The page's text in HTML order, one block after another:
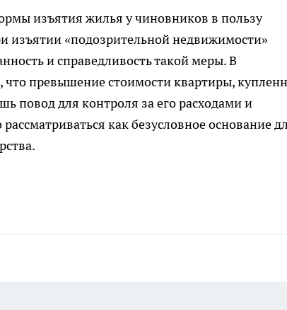
изъятия жилья у чиновников в пользу
изъятии «подозрительной недвижимости»
и справедливость такой меры. В
что превышение стоимости квартиры,
повод для контроля за его расходами и
как безусловное основание